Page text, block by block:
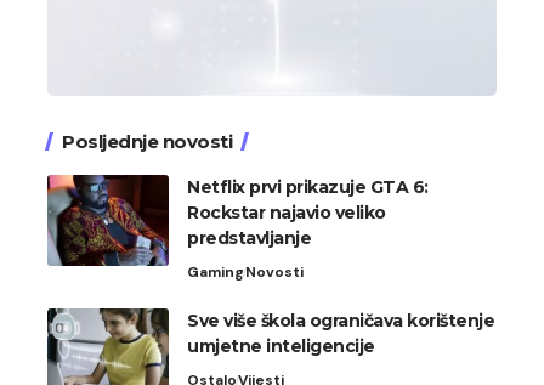
Posljednje novosti
Netflix prvi prikazuje GTA 6:
Rockstar najavio veliko
predstavljanje
GamingNovosti
Sve više škola ograničava korištenje
umjetne inteligencije
OstaloVijesti